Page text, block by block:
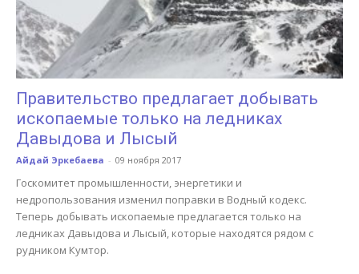
Правительство предлагает добывать
ископаемые только на ледниках
Давыдова и Лысый
Айдай Эркебаева - 09 ноября 2017
Госкомитет промышленности, энергетики и
недропользования изменил поправки в Водный кодекс.
Теперь добывать ископаемые предлагается только на
ледниках Давыдова и Лысый, которые находятся рядом с
рудником Кумтор.